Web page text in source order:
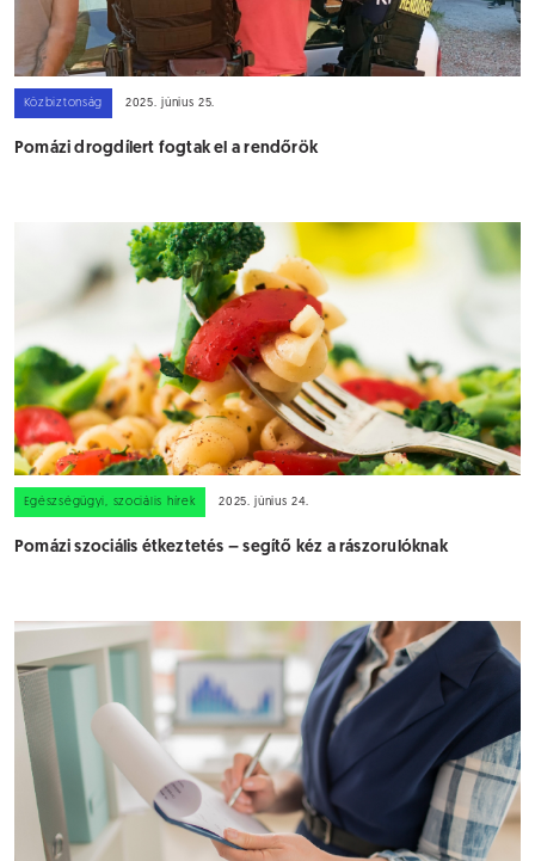
Közbiztonság 2025. június 25.
Pomázi drogdílert fogtak el a rendőrök
Egészségügyi, szociális hírek 2025. június 24.
Pomázi szociális étkeztetés – segítő kéz a rászorulóknak